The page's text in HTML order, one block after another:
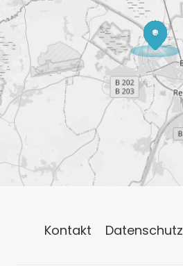
Kontakt Datenschutz